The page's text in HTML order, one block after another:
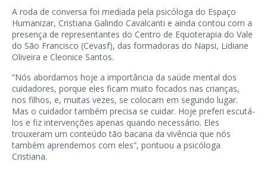
A roda de conversa foi mediada pela psicóloga do Espaço
Humanizar, Cristiana Galindo Cavalcanti e ainda contou com a
presença de representantes do Centro de Equoterapia do Vale
do São Francisco (Cevasf), das formadoras do Napsi, Lidiane
Oliveira e Cleonice Santos.
“Nós abordamos hoje a importância da saúde mental dos
cuidadores, porque eles ficam muito focados nas crianças,
nos filhos, e, muitas vezes, se colocam em segundo lugar.
Mas o cuidador também precisa se cuidar. Hoje preferi escutá-
los e fiz intervenções apenas quando necessário. Eles
trouxeram um conteúdo tão bacana da vivência que nós
também aprendemos com eles”, pontuou a psicóloga
Cristiana.